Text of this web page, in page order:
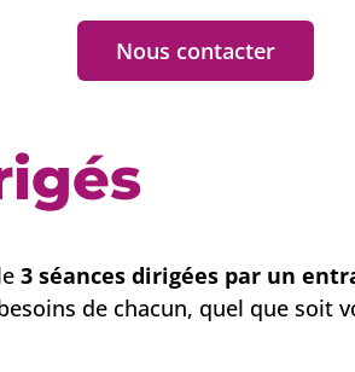
Nous contacter
3 séances dirigées par un
de chacun, quel que soit